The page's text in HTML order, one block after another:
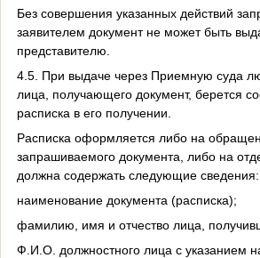
Без совершения указанных действий
заявителем документ не может быть
представителю.
4.5. При выдаче через Приемную суда
лица, получающего документ, берется
расписка в его получении.
Расписка оформляется либо на
запрашиваемого документа, либо на
должна содержать следующие сведения:
наименование документа (расписка);
фамилию, имя и отчество лица,
Ф.И.О. должностного лица с указанием